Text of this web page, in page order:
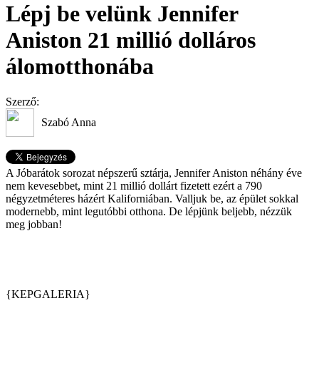
Lépj be velünk Jennifer
Aniston 21 millió dolláros
álomotthonába
Szerző:
Szabó Anna
A Jóbarátok sorozat népszerű sztárja, Jennifer Aniston néhány éve
nem kevesebbet, mint 21 millió dollárt fizetett ezért a 790
négyzetméteres házért Kaliforniában. Valljuk be, az épület sokkal
modernebb, mint legutóbbi otthona. De lépjünk beljebb, nézzük
meg jobban!
{KEPGALERIA}